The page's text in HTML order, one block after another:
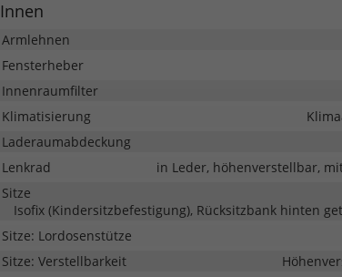
Innen
Armlehnen
Fensterheber
Innenraumfilter
Klimatisierung
Laderaumabdeckung
Lenkrad
in Leder, höhenverstellbar,
Sitze
Isofix (Kindersitzbefestigung), Rücksitzbank hinten
Sitze: Lordosenstütze
Sitze: Verstellbarkeit